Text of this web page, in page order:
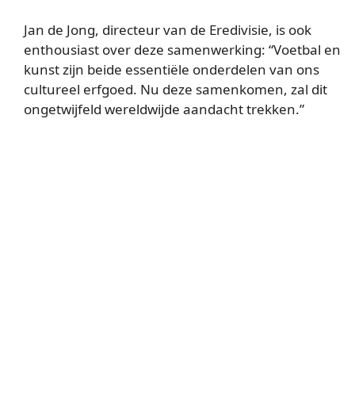
Jan de Jong, directeur van de Eredivisie, is ook
enthousiast over deze samenwerking: “Voetbal en
kunst zijn beide essentiële onderdelen van ons
cultureel erfgoed. Nu deze samenkomen, zal dit
ongetwijfeld wereldwijde aandacht trekken.”